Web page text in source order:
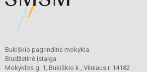
Bukiškio pagrindinė mokykla
Biudžetinė įstaiga
Mokyklos g. 1, Bukiškio k., Vilniaus r. 14182